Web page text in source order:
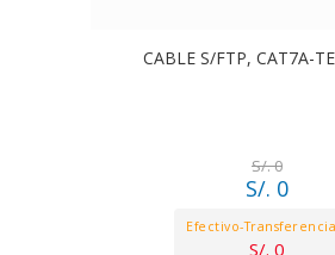
CABLE S/FTP, CAT7A-
S/. 0
S/. 0
Efectivo-
S/. 0